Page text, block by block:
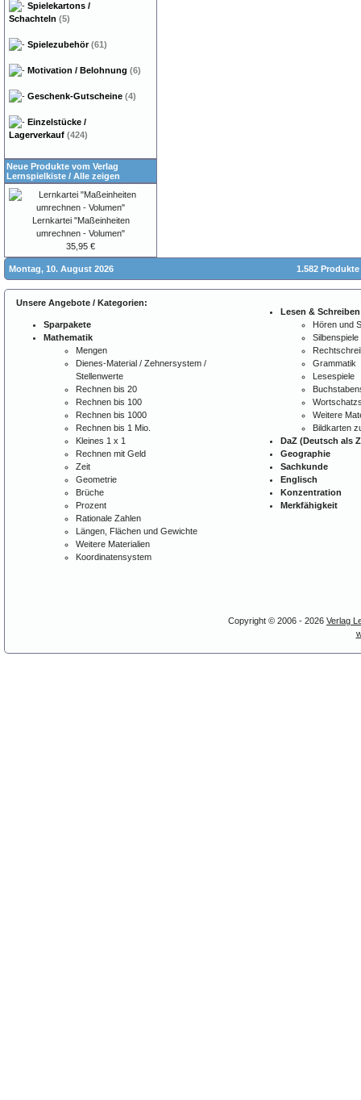
Spielekartons /
Schachteln (5)
Spielezubehör(61)
Motivation / Belohnung (6)
Geschenk-Gutscheine (4)
Einzelstücke /
Lagerverkauf (424)
Neue Produkte vom Verlag
Lernspielkiste / Alle zeigen
Lernkartei "Maßeinheiten
umrechnen - Volumen"
35,95 €
Montag, 10. August 2026 1.582
Unsere Angebote / Kategorien:
Sparpakete
Mathematik
Mengen
Dienes-Material / Zehnersystem /
Stellenwerte
Rechnen bis 20
Rechnen bis 100
Rechnen bis 1000
Rechnen bis 1 Mio.
Kleines 1 x 1
Rechnen mit Geld
Zeit
Geometrie
Brüche
Prozent
Rationale Zahlen
Längen, Flächen und Gewichte
Weitere Materialien
Koordinatensystem
Lesen & Schreiben
Hören und
Silbenspiele
Grammatik
Lesespiele
Weitere
Bildkarten
DaZ (Deutsch als
Geographie
Sachkunde
Englisch
Konzentration
Merkfähigkeit
Copyright © 2006 - 2026 Verlag